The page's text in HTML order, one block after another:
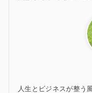
人生とビジネスが整う